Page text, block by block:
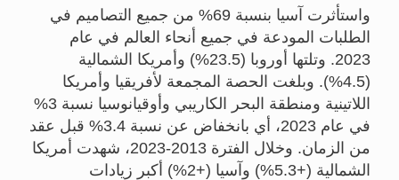
واستأثرت آسيا بنسبة 69% من جميع التصاميم في
الطلبات المودعة في جميع أنحاء العالم في عام
2023. وتلتها أوروبا (23.5%) وأمريكا الشمالية
(4.5%). وبلغت الحصة المجمعة لأفريقيا وأمريكا
اللاتينية ومنطقة البحر الكاريبي وأوقيانوسيا نسبة 3%
في عام 2023، أي بانخفاض عن نسبة 3.4% قبل عقد
من الزمان. وخلال الفترة 2013-2023، شهدت أمريكا
الشمالية (+5.3%) وآسيا (+2%) أكبر زيادات